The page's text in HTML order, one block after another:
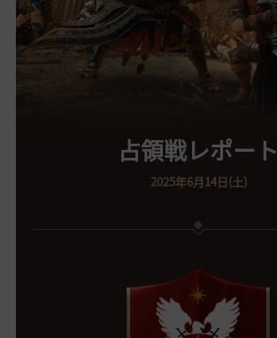
占領戦レポート
2025年6月14日(土)